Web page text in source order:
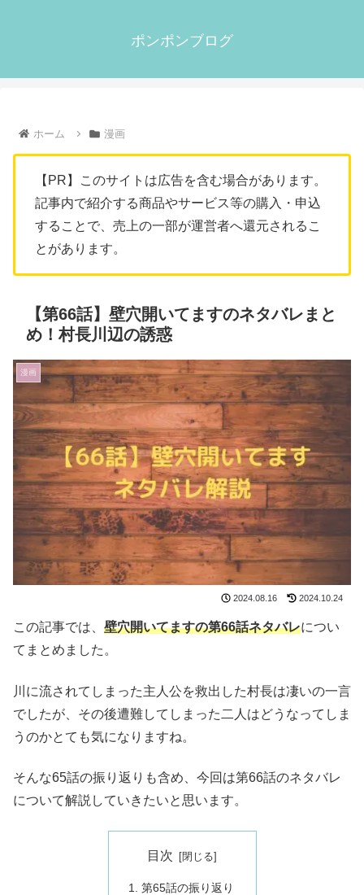
ポンポンブログ
ホーム 漫画
【PR】このサイトは広告を含む場合があります。
記事内で紹介する商品やサービス等の購入・申込
することで、売上の一部が運営者へ還元されるこ
とがあります。
【第66話】壁穴開いてますのネタバレまと
め！村長川辺の誘惑
漫画
2024.08.16 2024.10.24
この記事では、 壁穴開いてますの第66話ネタバレについ
てまとめました。
川に流されてしまった主人公を救出した村長は凄いの一言
でしたが、その後遭難してしまった二人はどうなってしま
うのかとても気になりますね。
そんな65話の振り返りも含め、今回は第66話のネタバレ
について解説していきたいと思います。
目次
第65話の振り返り